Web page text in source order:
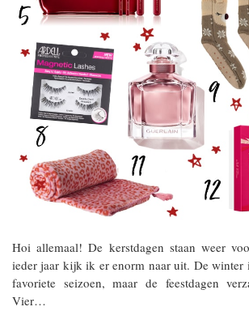
Hoi allemaal! De kerstdagen staan weer
ieder jaar kijk ik er enorm naar uit. De winter
favoriete seizoen, maar de feestdagen
Vier…